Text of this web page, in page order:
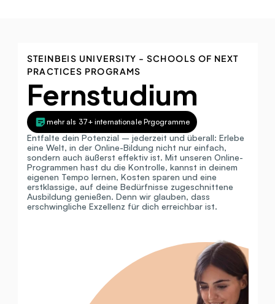
STEINBEIS UNIVERSITY - SCHOOLS OF NEXT
PRACTICES PROGRAMS
Fernstudium
mehr als 37+ internationale Prgogramme
Entfalte dein Potenzial – jederzeit und überall: Erlebe
eine Welt, in der Online-Bildung nicht nur einfach,
sondern auch äußerst effektiv ist. Mit unseren Online-
Programmen hast du die Kontrolle, kannst in deinem
eigenen Tempo lernen, Kosten sparen und eine
erstklassige, auf deine Bedürfnisse zugeschnittene
Ausbildung genießen. Denn wir glauben, dass
erschwingliche Exzellenz für dich erreichbar ist.